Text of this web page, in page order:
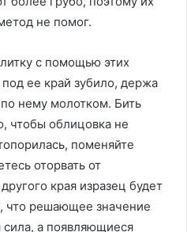
не помог.
с помощью этих
ее край зубило, держа
по нему молотком. Бить
чтобы облицовка не
поменяйте
оторвать от
края изразец будет
что решающее значение
а появляющиеся